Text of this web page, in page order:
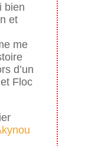
bien
et
me
d’un
Floc